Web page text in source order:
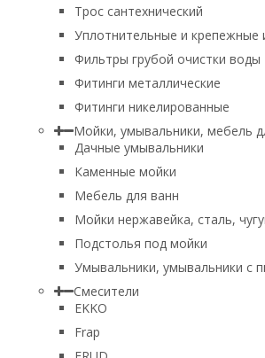
Трос сантехнический
Уплотнительные и крепежные
Фильтры грубой очистки воды
Фитинги металлические
Фитинги никелированные
Мойки, умывальники, мебель
Дачные умывальники
Каменные мойки
Мебель для ванн
Мойки нержавейка, сталь,
Подстолья под мойки
Умывальники, умывальники с
Смесители
EKKO
Frap